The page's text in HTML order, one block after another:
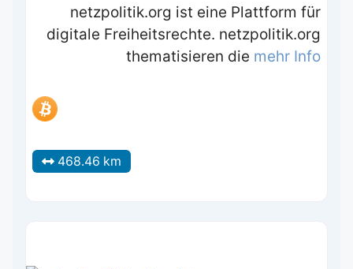
netzpolitik.org ist eine Plattform für
digitale Freiheitsrechte. netzpolitik.org
thematisieren die mehr Info
468.46 km